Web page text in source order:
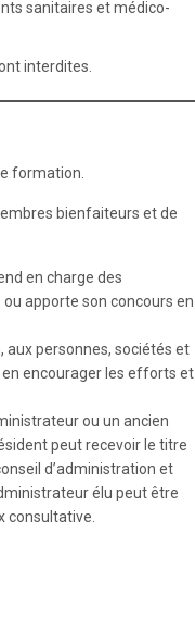
sanitaires et médico-
interdites.
formation.
bienfaiteurs et de
en charge des
apporte son concours en
aux personnes, sociétés et
en encourager les efforts et
ou un ancien
peut recevoir le titre
d’administration et
élu peut être
consultative.